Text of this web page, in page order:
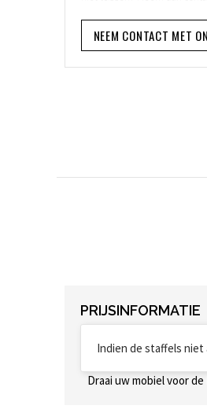
NEEM CONTACT MET
PRIJSINFORMATIE
Indien de staffels
Draai uw mobiel voor